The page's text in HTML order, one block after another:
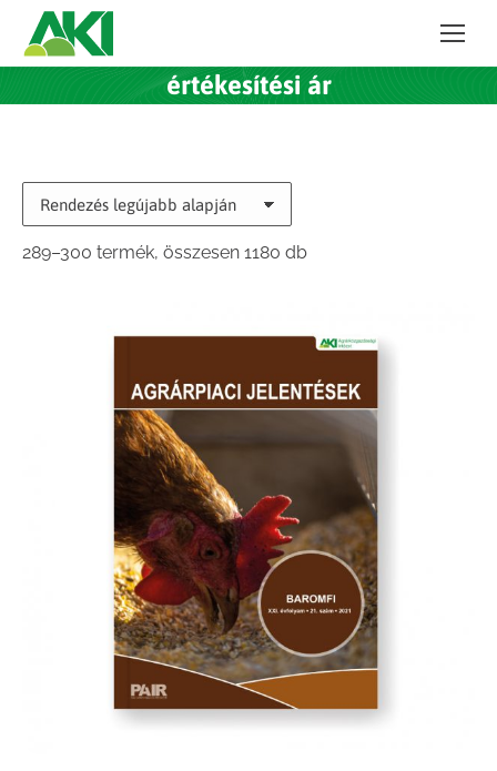
értékesítési ár
289–300 termék, összesen 1180 dbSorted